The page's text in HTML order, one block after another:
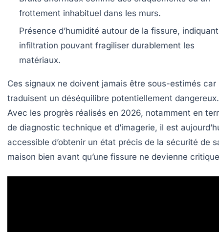
frottement inhabituel dans les murs.
Présence d’humidité autour de la fissure,
infiltration pouvant fragiliser durablement les
matériaux.
Ces signaux ne doivent jamais être sous-estimés car
traduisent un déséquilibre potentiellement dangereux.
Avec les progrès réalisés en 2026, notamment en
de diagnostic technique et d’imagerie, il est
accessible d’obtenir un état précis de la sécurité de
maison bien avant qu’une fissure ne devienne